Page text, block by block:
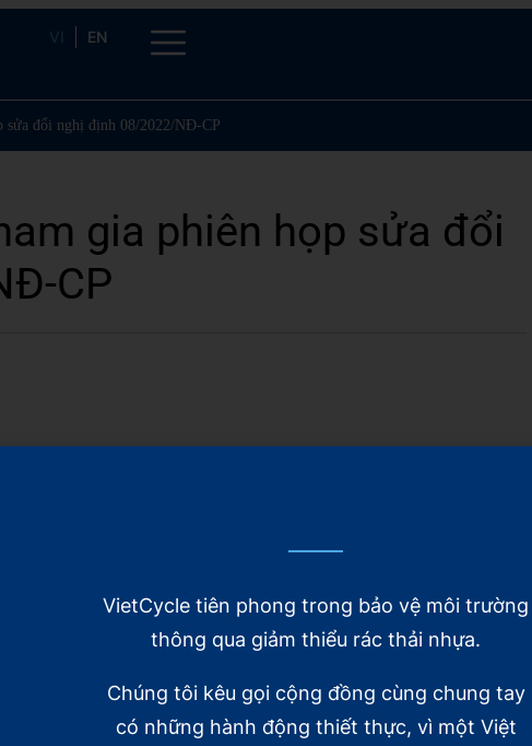
VI EN
sửa đổi nghị định 08/2022/NĐ-CP
gia phiên họp sửa đổi
CP
VietCycle tiên phong trong bảo vệ môi trường
thông qua giảm thiểu rác thải nhựa.
Chúng tôi kêu gọi cộng đồng cùng chung tay
có những hành động thiết thực, vì một Việt